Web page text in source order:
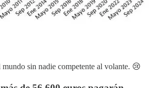
mundo sin nadie competente al volante. 😢